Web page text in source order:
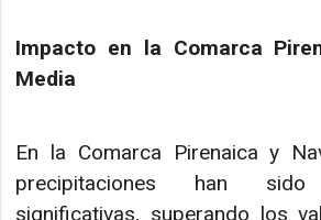
Impacto en la Comarca
Media
En la Comarca Pirenaica y
precipitaciones han sido
significativas, superando los